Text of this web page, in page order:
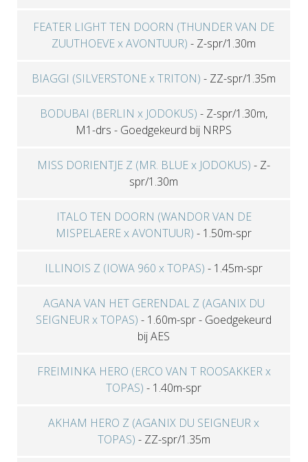
FEATER LIGHT TEN DOORN (THUNDER VAN DE
ZUUTHOEVE x AVONTUUR) - Z-spr/1.30m
BIAGGI (SILVERSTONE x TRITON) - ZZ-spr/1.35m
BODUBAI (BERLIN x JODOKUS) - Z-spr/1.30m,
M1-drs - Goedgekeurd bij NRPS
MISS DORIENTJE Z (MR. BLUE x JODOKUS) - Z-
spr/1.30m
ITALO TEN DOORN (WANDOR VAN DE
MISPELAERE x AVONTUUR) - 1.50m-spr
ILLINOIS Z (IOWA 960 x TOPAS) - 1.45m-spr
AGANA VAN HET GERENDAL Z (AGANIX DU
SEIGNEUR x TOPAS) - 1.60m-spr - Goedgekeurd
bij AES
FREIMINKA HERO (ERCO VAN T ROOSAKKER x
TOPAS) - 1.40m-spr
AKHAM HERO Z (AGANIX DU SEIGNEUR x
TOPAS) - ZZ-spr/1.35m